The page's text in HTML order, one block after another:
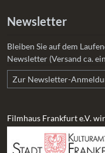
Newsletter
Bleiben Sie auf dem
Newsletter (Versand ca.
Zur Newsletter-
Filmhaus Frankfurt e.V.